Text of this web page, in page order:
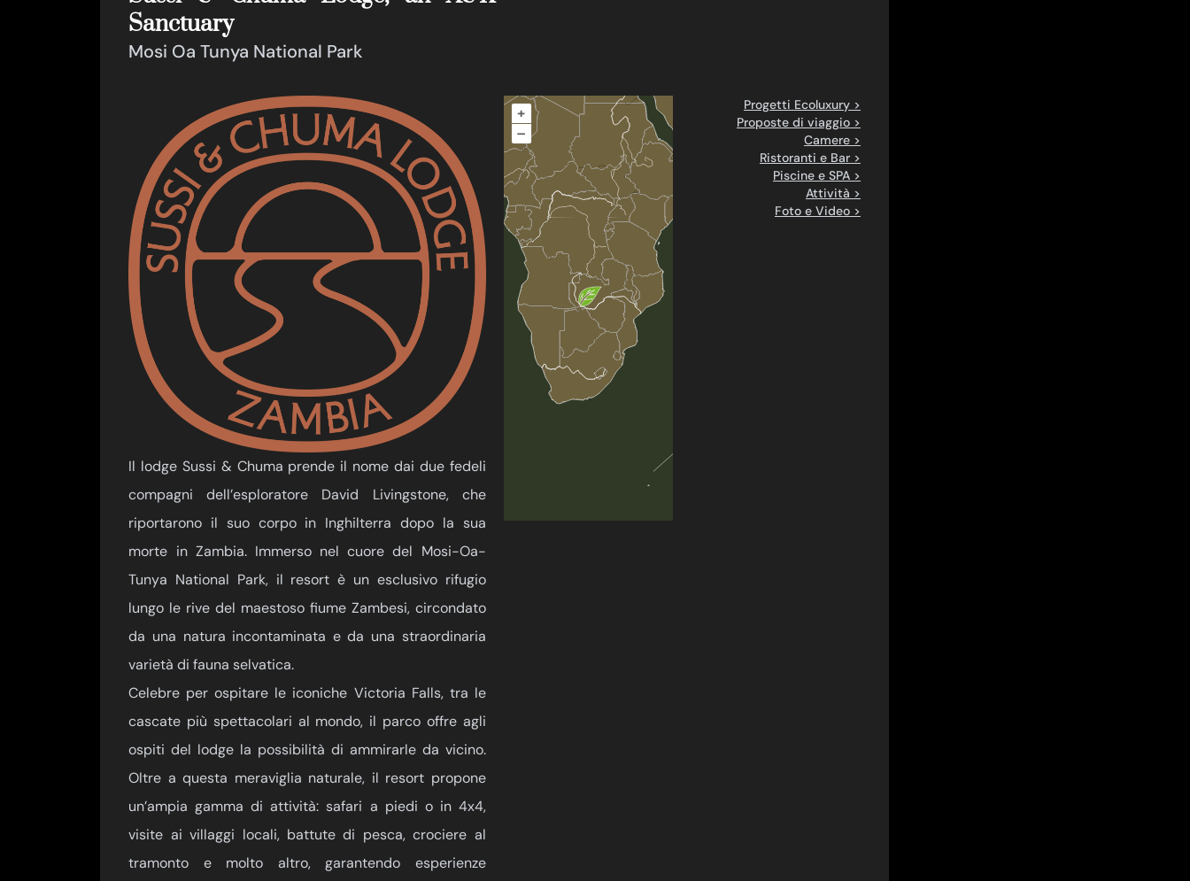
Sanctuary
Mosi Oa Tunya National Park
Il lodge Sussi & Chuma prende il nome dai due fedeli
compagni dell’esploratore David Livingstone, che
riportarono il suo corpo in Inghilterra dopo la sua
morte in Zambia. Immerso nel cuore del Mosi-Oa-
Tunya National Park, il resort è un esclusivo rifugio
lungo le rive del maestoso fiume Zambesi, circondato
da una natura incontaminata e da una straordinaria
varietà di fauna selvatica.
Celebre per ospitare le iconiche Victoria Falls, tra le
cascate più spettacolari al mondo, il parco offre agli
ospiti del lodge la possibilità di ammirarle da vicino.
Oltre a questa meraviglia naturale, il resort propone
un’ampia gamma di attività: safari a piedi o in 4x4,
visite ai villaggi locali, battute di pesca, crociere al
tramonto e molto altro, garantendo esperienze
+
–
Progetti Ecoluxury >
Proposte di viaggio >
Camere >
Ristoranti e Bar >
Piscine e SPA >
Attività >
Foto e Video >